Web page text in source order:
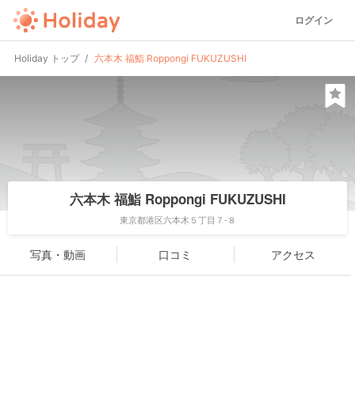
ログイン
Holiday トップ 六本木 福鮨 Roppongi FUKUZUSHI
六本木 福鮨 Roppongi FUKUZUSHI
東京都港区六本木５丁目７-８
写真・動画 口コミ アクセス